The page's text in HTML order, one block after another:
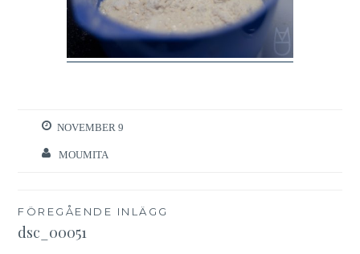
NOVEMBER 9
MOUMITA
Inläggsnavigering
FÖREGÅENDE INLÄGG
dsc_00051